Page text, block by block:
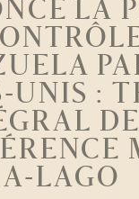
LA
UNIS :
A-LAGO